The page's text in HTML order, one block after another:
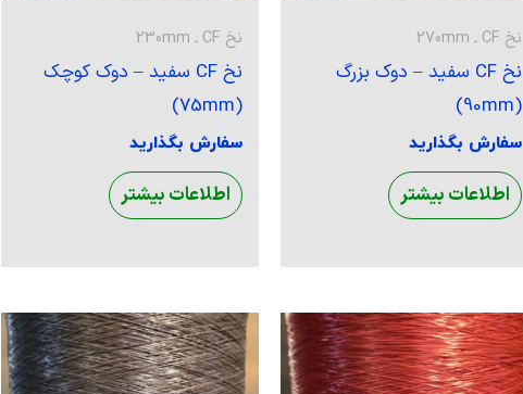
نخ CF ـ 270mm
نخ CF سفید – دوک بزرگ
(90mm)
سفارش بگذارید
اطلاعات بیشتر
نخ CF ـ 230mm
نخ CF سفید – دوک کوچک
(75mm)
سفارش بگذارید
اطلاعات بیشتر